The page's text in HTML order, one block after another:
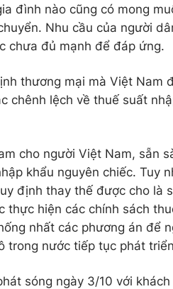
đình nào cũng có mong
Nhu cầu của người
chưa đủ mạnh để đáp ứng.
thương mại mà Việt Nam
chênh lệch về thuế suất
cho người Việt Nam, sẵn
khẩu nguyên chiếc. Tuy
định thay thế được cho là
thực hiện các chính sách
nhất các phương án để
trong nước tiếp tục phát
sóng ngày 3/10 với khách